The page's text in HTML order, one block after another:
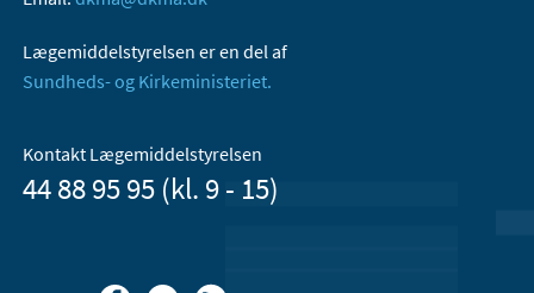
Lægemiddelstyrelsen er en del af
Sundheds- og Kirkeministeriet.
Kontakt Lægemiddelstyrelsen
44 88 95 95 (kl. 9 - 15)